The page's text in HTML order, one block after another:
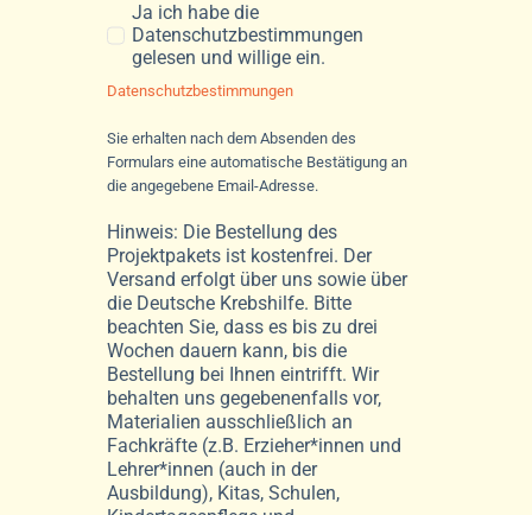
Ja ich habe die
Datenschutzbestimmungen
gelesen und willige ein.
Datenschutzbestimmungen
Sie erhalten nach dem Absenden des
Formulars eine automatische Bestätigung an
die angegebene Email-Adresse.
Hinweis: Die Bestellung des
Projektpakets ist kostenfrei. Der
Versand erfolgt über uns sowie über
die Deutsche Krebshilfe. Bitte
beachten Sie, dass es bis zu drei
Wochen dauern kann, bis die
Bestellung bei Ihnen eintrifft. Wir
behalten uns gegebenenfalls vor,
Materialien ausschließlich an
Fachkräfte (z.B. Erzieher*innen und
Lehrer*innen (auch in der
Ausbildung), Kitas, Schulen,